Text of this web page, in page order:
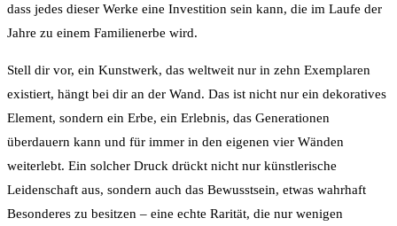
dass jedes dieser Werke eine Investition sein kann, die im Laufe der
Jahre zu einem Familienerbe wird.
Stell dir vor, ein Kunstwerk, das weltweit nur in zehn Exemplaren
existiert, hängt bei dir an der Wand. Das ist nicht nur ein dekoratives
Element, sondern ein Erbe, ein Erlebnis, das Generationen
überdauern kann und für immer in den eigenen vier Wänden
weiterlebt. Ein solcher Druck drückt nicht nur künstlerische
Leidenschaft aus, sondern auch das Bewusstsein, etwas wahrhaft
Besonderes zu besitzen – eine echte Rarität, die nur wenigen